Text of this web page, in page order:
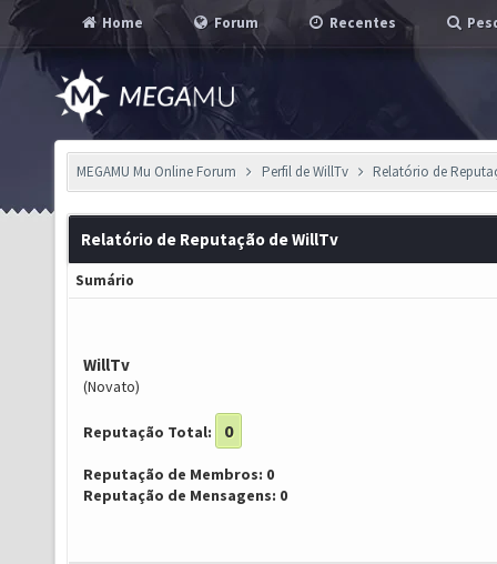
Home Forum Recentes
MEGAMU Mu Online Forum Perfil de WillTv Relatório de
Relatório de Reputação de WillTv
Sumário
WillTv
(Novato)
Reputação Total: 0
Reputação de Membros: 0
Reputação de Mensagens: 0